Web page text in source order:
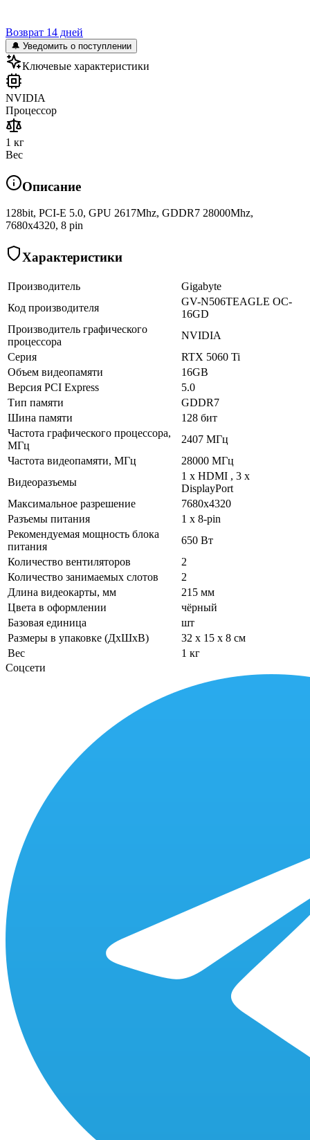
Возврат 14 дней
🔔 Уведомить о поступлении
Ключевые характеристики
NVIDIA
Процессор
1 кг
Вес
Описание
128bit, PCI-E 5.0, GPU 2617Mhz, GDDR7 28000Mhz,
7680x4320, 8 pin
Характеристики
Производитель
Gigabyte
Код производителя
GV-N506TEAGLE OC-
16GD
Производитель графического
процессора
NVIDIA
Серия
RTX 5060 Ti
Объем видеопамяти
16GB
Версия PCI Express
5.0
Тип памяти
GDDR7
Шина памяти
128 бит
Частота графического процессора,
МГц
2407 МГц
Частота видеопамяти, МГц
28000 МГц
Видеоразъемы
1 х HDMI , 3 х
DisplayPort
Максимальное разрешение
7680х4320
Разъемы питания
1 x 8-pin
Рекомендуемая мощность блока
питания
650 Вт
Количество вентиляторов
2
Количество занимаемых слотов
2
Длина видеокарты, мм
215 мм
Цвета в оформлении
чёрный
Базовая единица
шт
Размеры в упаковке (ДхШхВ)
32 x 15 x 8 см
Вес
1 кг
Соцсети